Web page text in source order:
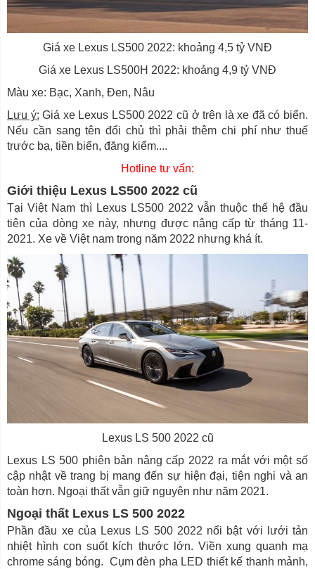
Giá xe Lexus LS500 2022: khoảng 4,5 tỷ VNĐ
Giá xe Lexus LS500H 2022: khoảng 4,9 tỷ VNĐ
Màu xe: Bạc, Xanh, Đen, Nâu
Lưu ý: Giá xe Lexus LS500 2022 cũ ở trên là xe đã có biển.
Nếu cần sang tên đổi chủ thì phải thêm chi phí như thuế
trước bạ, tiền biển, đăng kiểm....
Hotline tư vấn:
Giới thiệu Lexus LS500 2022 cũ
Tại Việt Nam thì Lexus LS500 2022 vẫn thuộc thế hệ đầu
tiên của dòng xe này, nhưng được nâng cấp từ tháng 11-
2021. Xe về Việt nam trong năm 2022 nhưng khá ít.
Lexus LS 500 2022 cũ
Lexus LS 500 phiên bản nâng cấp 2022 ra mắt với một số
cập nhật về trang bị mang đến sự hiện đại, tiện nghi và an
toàn hơn. Ngoại thất vẫn giữ nguyên như năm 2021.
Ngoại thất Lexus LS 500 2022
Phần đầu xe của Lexus LS 500 2022 nổi bật với lưới tản
nhiệt hình con suốt kích thước lớn. Viền xung quanh mạ
chrome sáng bóng. Cụm đèn pha LED thiết kế thanh mảnh,